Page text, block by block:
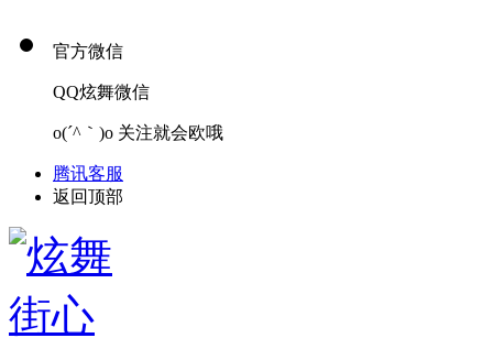
官方微信
QQ炫舞微信
o(´^｀)o 关注就会欧哦
腾讯客服
返回顶部